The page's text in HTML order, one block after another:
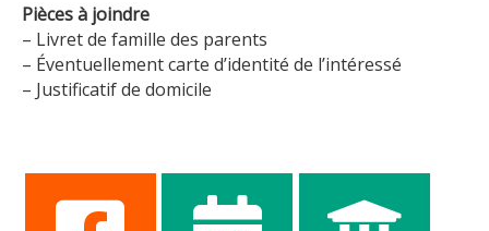
Pièces à joindre
– Livret de famille des parents
– Éventuellement carte d’identité de l’intéressé
– Justificatif de domicile